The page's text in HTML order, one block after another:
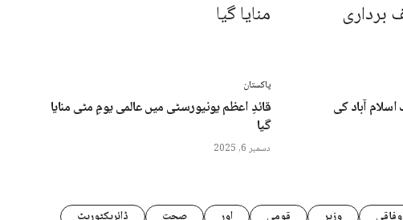
آباد کی
پاکستان
قائدِ اعظم یونیورسٹی میں عالمی یومِ مٹی منایا
گیا
دسمبر 6, 2025